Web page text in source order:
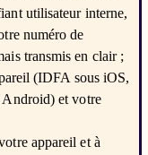
utilisateur interne,
numéro de
transmis en clair ;
(IDFA sous iOS,
et votre
appareil et à